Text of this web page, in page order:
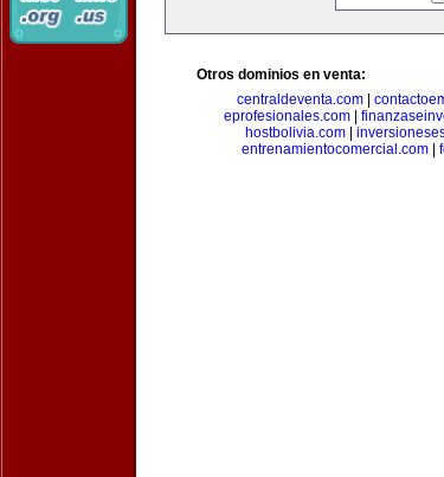
Otros dominios en venta:
centraldeventa.com
eprofesionales.com
hostbolivia.com
entrenamientocomercial.com